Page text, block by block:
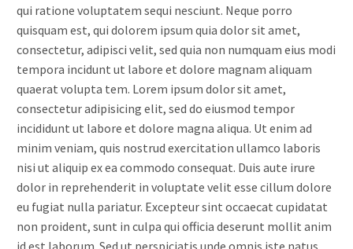
qui ratione voluptatem sequi nesciunt. Neque porro
quisquam est, qui dolorem ipsum quia dolor sit amet,
consectetur, adipisci velit, sed quia non numquam eius modi
tempora incidunt ut labore et dolore magnam aliquam
quaerat volupta tem. Lorem ipsum dolor sit amet,
consectetur adipisicing elit, sed do eiusmod tempor
incididunt ut labore et dolore magna aliqua. Ut enim ad
minim veniam, quis nostrud exercitation ullamco laboris
nisi ut aliquip ex ea commodo consequat. Duis aute irure
dolor in reprehenderit in voluptate velit esse cillum dolore
eu fugiat nulla pariatur. Excepteur sint occaecat cupidatat
non proident, sunt in culpa qui officia deserunt mollit anim